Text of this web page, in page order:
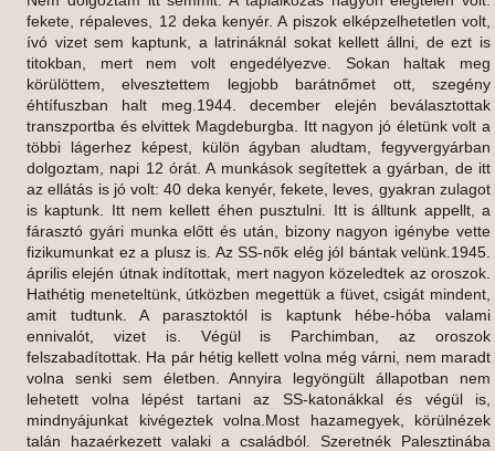
fekete, répaleves, 12 deka kenyér. A piszok elképzelhetetlen volt,
ívó vizet sem kaptunk, a latrináknál sokat kellett állni, de ezt is
titokban, mert nem volt engedélyezve. Sokan haltak meg
körülöttem, elvesztettem legjobb barátnőmet ott, szegény
éhtífuszban halt meg.1944. december elején beválasztottak
transzportba és elvittek Magdeburgba. Itt nagyon jó életünk volt a
többi lágerhez képest, külön ágyban aludtam, fegyvergyárban
dolgoztam, napi 12 órát. A munkások segítettek a gyárban, de itt
az ellátás is jó volt: 40 deka kenyér, fekete, leves, gyakran zulagot
is kaptunk. Itt nem kellett éhen pusztulni. Itt is álltunk appellt, a
fárasztó gyári munka előtt és után, bizony nagyon igénybe vette
fizikumunkat ez a plusz is. Az SS-nők elég jól bántak velünk.1945.
április elején útnak indítottak, mert nagyon közeledtek az oroszok.
Hathétig meneteltünk, útközben megettük a füvet, csigát mindent,
amit tudtunk. A parasztoktól is kaptunk hébe-hóba valami
ennivalót, vizet is. Végül is Parchimban, az oroszok
felszabadítottak. Ha pár hétig kellett volna még várni, nem maradt
volna senki sem életben. Annyira legyöngült állapotban nem
lehetett volna lépést tartani az SS-katonákkal és végül is,
mindnyájunkat kivégeztek volna.Most hazamegyek, körülnézek
talán hazaérkezett valaki a családból. Szeretnék Palesztinába